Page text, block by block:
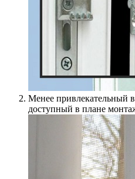
Менее привлекательный
доступный в плане